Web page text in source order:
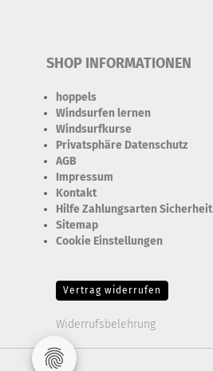
SHOP INFORMATIONEN
hoppels
Windsurfen lernen
Windsurfkurse
Privatsphäre Datenschutz
AGB
Impressum
Kontakt
Hilfe Zahlungsarten Sicherheit
Sitemap
Cookie Einstellungen
Vertrag widerrufen
Widerrufsbelehrung